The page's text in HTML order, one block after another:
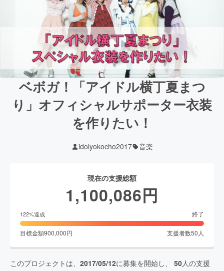
ベボガ！「アイドル横丁夏まつ
り」オフィシャルサポーター衣装
を作りたい！
idolyokocho2017 音楽
現在の支援総額
1,100,086円
122%達成 終了
目標金額900,000円 支援者数50 人
このプロジェクトは、 2017/05/12に募集を開始し、 50人の支援